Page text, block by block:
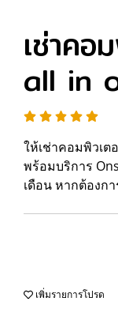
เช่าคอ
all in
ให้เช่าคอมพิวเต
พร้อมบริการ
เดือน หากต้องก
เพิ่มรายการโปรด